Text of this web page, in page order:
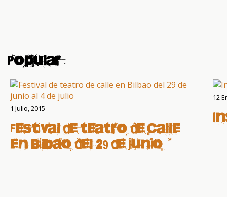
Popular
1 Julio, 2015
Festival de teatro de calle
en Bilbao del 29 de junio al
12